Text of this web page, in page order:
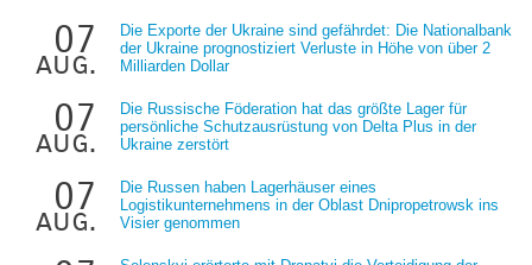
07
aug.
Die Exporte der Ukraine sind gefährdet: Die Nationalbank
der Ukraine prognostiziert Verluste in Höhe von über 2
Milliarden Dollar
07
aug.
Die Russische Föderation hat das größte Lager für
persönliche Schutzausrüstung von Delta Plus in der
Ukraine zerstört
07
aug.
Die Russen haben Lagerhäuser eines
Logistikunternehmens in der Oblast Dnipropetrowsk ins
Visier genommen